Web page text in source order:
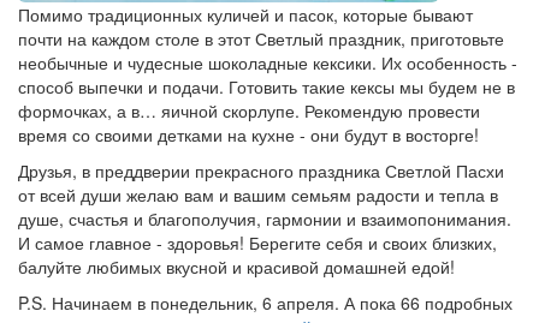
Помимо традиционных куличей и пасок, которые бывают
почти на каждом столе в этот Светлый праздник, приготовьте
необычные и чудесные шоколадные кексики. Их особенность -
способ выпечки и подачи. Готовить такие кексы мы будем не в
формочках, а в… яичной скорлупе. Рекомендую провести
время со своими детками на кухне - они будут в восторге!
Друзья, в преддверии прекрасного праздника Светлой Пасхи
от всей души желаю вам и вашим семьям радости и тепла в
душе, счастья и благополучия, гармонии и взаимопонимания.
И самое главное - здоровья! Берегите себя и своих близких,
балуйте любимых вкусной и красивой домашней едой!
P.S. Начинаем в понедельник, 6 апреля. А пока 66 подробных